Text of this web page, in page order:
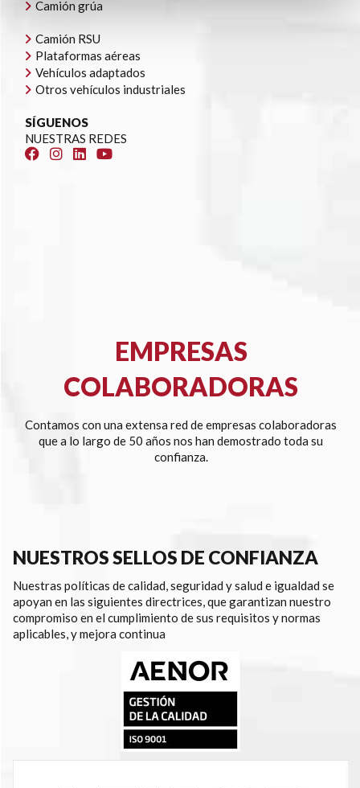
Camión grúa
Camión RSU
Plataformas aéreas
Vehículos adaptados
Otros vehículos industriales
SÍGUENOS
NUESTRAS REDES
EMPRESAS
COLABORADORAS
Contamos con una extensa red de empresas colaboradoras
que a lo largo de 50 años nos han demostrado toda su
confianza.
NUESTROS SELLOS DE CONFIANZA
Nuestras políticas de calidad, seguridad y salud e igualdad se
apoyan en las siguientes directrices, que garantizan nuestro
compromiso en el cumplimiento de sus requisitos y normas
aplicables, y mejora continua